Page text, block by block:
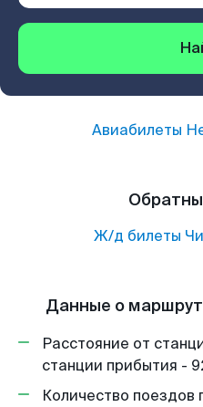
Авиабилеты
Ж/д билеты
Данные о
Расстояние от
станции прибытия -
Количество поездов